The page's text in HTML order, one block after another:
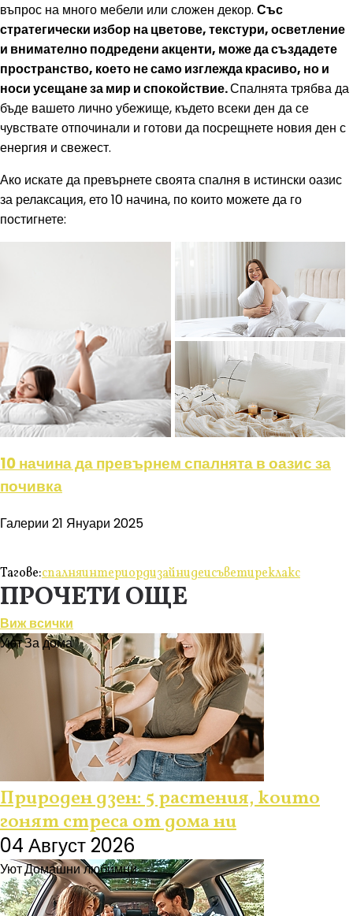
въпрос на много мебели или сложен декор. Със
стратегически избор на цветове, текстури, осветление
и внимателно подредени акценти, може да създадете
пространство, което не само изглежда красиво, но и
носи усещане за мир и спокойствие.Спалнята трябва да
бъде вашето лично убежище, където всеки ден да се
чувствате отпочинали и готови да посрещнете новия ден с
енергия и свежест.
Ако искате да превърнете своята спалня в истински оазис
за релаксация, ето 10 начина, по които можете да го
постигнете:
10 начина да превърнем спалнята в оазис за
почивка
Галерии 21 Януари 2025
Тагове:спалняинтериордизайнидеисъветиреклакс
ПРОЧЕТИ ОЩЕ
Виж всички
УютЗа дома
Природен дзен: 5 растения, които
гонят стреса от дома ни
04 Август 2026
УютДомашни любимци